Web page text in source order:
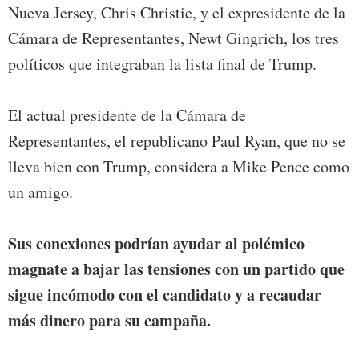
Nueva Jersey, Chris Christie, y el expresidente de la
Cámara de Representantes, Newt Gingrich, los tres
políticos que integraban la lista final de Trump.
El actual presidente de la Cámara de
Representantes, el republicano Paul Ryan, que no se
lleva bien con Trump, considera a Mike Pence como
un amigo.
Sus conexiones podrían ayudar al polémico
magnate a bajar las tensiones con un partido que
sigue incómodo con el candidato y a recaudar
más dinero para su campaña.